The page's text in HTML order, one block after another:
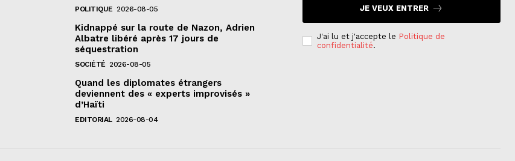
POLITIQUE 2026-08-05
Kidnappé sur la route de Nazon, Adrien
Albatre libéré après 17 jours de
séquestration
SOCIÉTÉ 2026-08-05
Quand les diplomates étrangers
deviennent des « experts improvisés »
d’Haïti
EDITORIAL 2026-08-04
JE VEUX ENTRER
J'ai lu et j'accepte le Politique de
confidentialité.